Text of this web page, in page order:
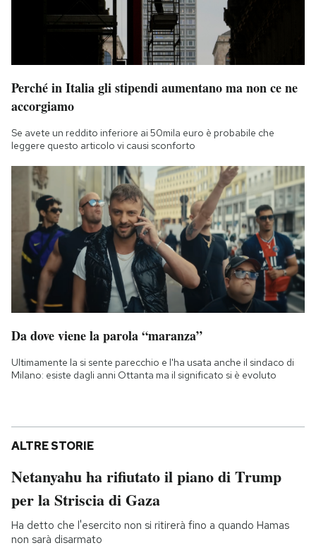
Perché in Italia gli stipendi aumentano ma non ce ne
accorgiamo
Se avete un reddito inferiore ai 50mila euro è probabile che
leggere questo articolo vi causi sconforto
Da dove viene la parola “maranza”
Ultimamente la si sente parecchio e l'ha usata anche il sindaco di
Milano: esiste dagli anni Ottanta ma il significato si è evoluto
ALTRE STORIE
Netanyahu ha rifiutato il piano di Trump
per la Striscia di Gaza
Ha detto che l'esercito non si ritirerà fino a quando Hamas
non sarà disarmato